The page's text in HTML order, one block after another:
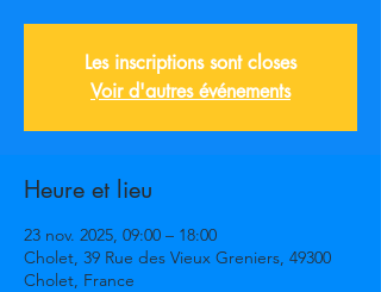
Les inscriptions sont closes
Voir d'autres événements
Heure et lieu
23 nov. 2025, 09:00 – 18:00
Cholet, 39 Rue des Vieux Greniers, 49300
Cholet, France